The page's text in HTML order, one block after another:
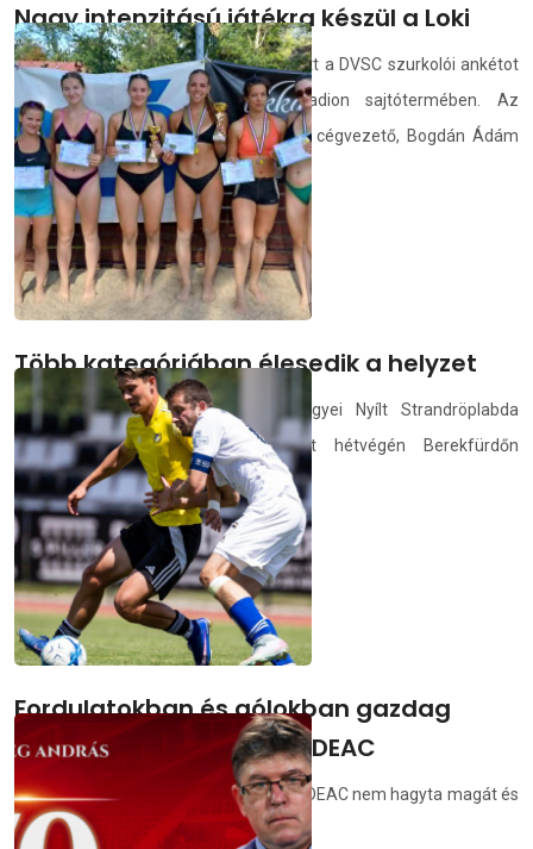
Nagy intenzitású játékra készül a Loki
A nagy sikerű Szezonnyitó Fieszta előtt a DVSC szurkolói ankétot
rendezett hétfőn a Nagyerdei Stadion sajtótermében. Az
eseményen részt vett Makray Balázs cégvezető, Bogdán Ádám
sp...
demedia.hu 2026.07.13.
Több kategóriában élesedik a helyzet
A Tikkadt Szöcske Hajdú-Bihar Megyei Nyílt Strandröplabda
Bajnokság idei harmadik fordulóját hétvégén Berekfürdőn
rendezték.
demedia.hu 2026.07.13.
Fordulatokban és gólokban gazdag
edzőmeccset játszott a DEAC
Hiába vezetett 3-0-ra a Békéscsaba, a DEAC nem hagyta magát és
végül 6-5-re húzta be a találkozót.